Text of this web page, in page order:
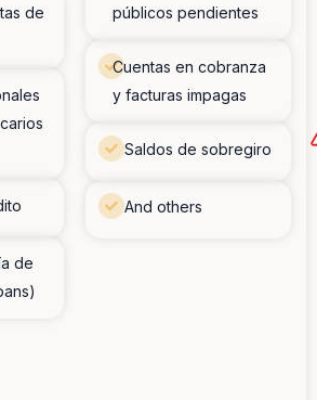
de
de
públicos pendientes
Cuentas en cobranza
y facturas impagas
Saldos de sobregiro
And others